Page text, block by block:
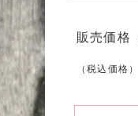
販売価格
（税込価格）